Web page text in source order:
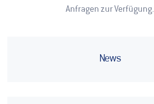
Anfragen zur Verfügung.
News